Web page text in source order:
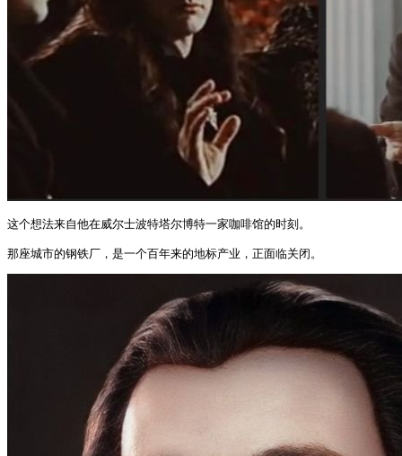
这个想法来自他在威尔士波特塔尔博特一家咖啡馆的时刻。
那座城市的钢铁厂，是一个百年来的地标产业，正面临关闭。